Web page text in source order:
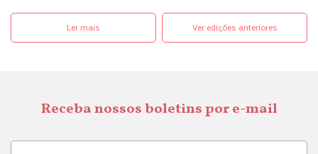
Ler mais Ver edições anteriores
Receba nossos boletins por e-mail